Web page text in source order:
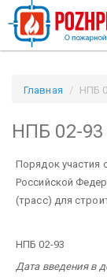
Главная НПБ
НПБ 02-93
Порядок участия
Российской
(трасс) для
НПБ 02-93
Дата введения в